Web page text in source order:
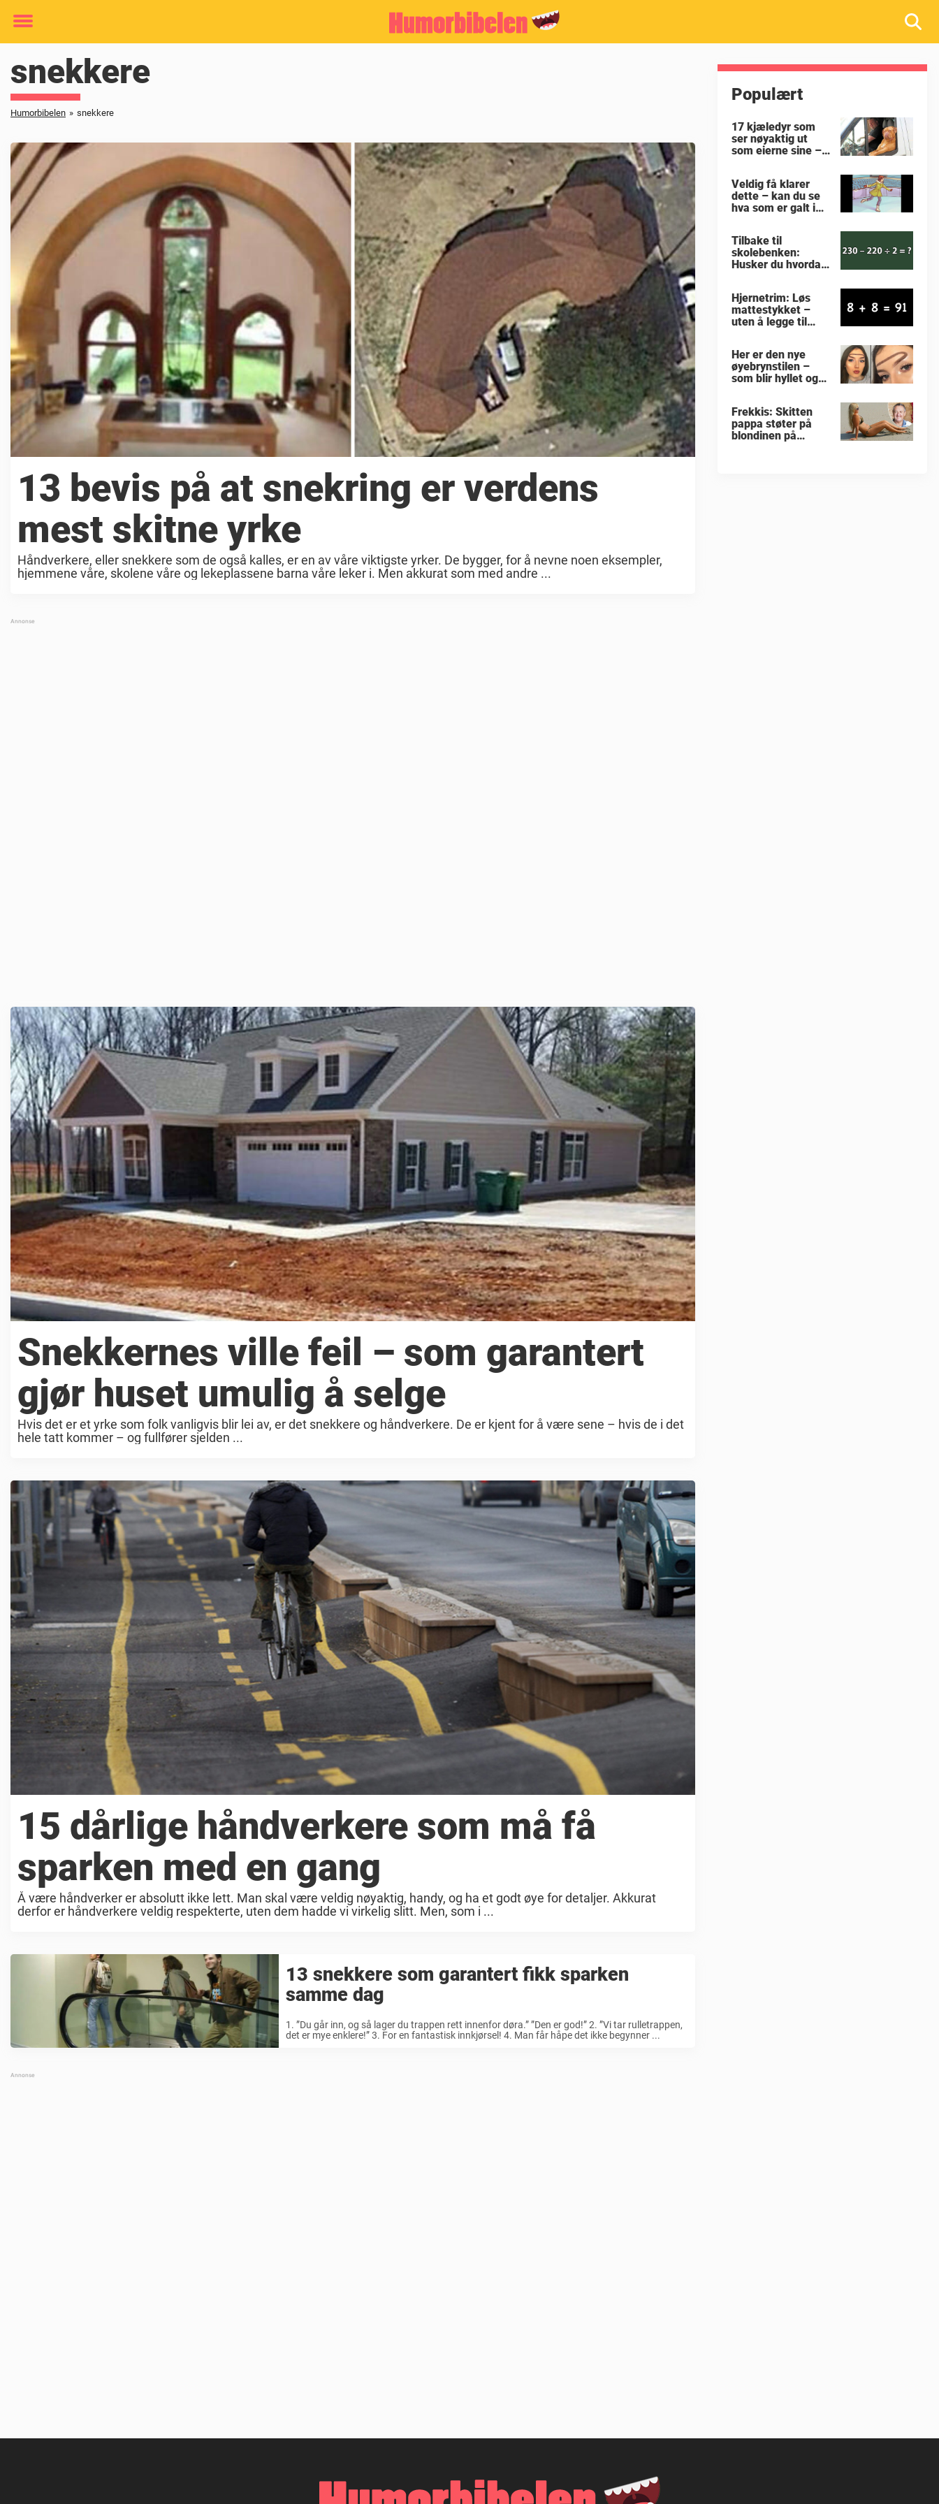
Toggle
snekkere
Humorbibelen » snekkere
13 bevis på at snekring er verdens
mest skitne yrke
Håndverkere, eller snekkere som de også kalles, er en av våre viktigste yrker. De bygger, for å nevne noen eksempler,
hjemmene våre, skolene våre og lekeplassene barna våre leker i. Men akkurat som med andre ...
Snekkernes ville feil – som garantert
gjør huset umulig å selge
Hvis det er et yrke som folk vanligvis blir lei av, er det snekkere og håndverkere. De er kjent for å være sene – hvis de i det
hele tatt kommer – og fullfører sjelden ...
15 dårlige håndverkere som må få
sparken med en gang
Å være håndverker er absolutt ikke lett. Man skal være veldig nøyaktig, handy, og ha et godt øye for detaljer. Akkurat
derfor er håndverkere veldig respekterte, uten dem hadde vi virkelig slitt. Men, som i ...
13 snekkere som garantert fikk sparken
samme dag
1. ”Du går inn, og så lager du trappen rett innenfor døra.” ”Den er god!” 2. ”Vi tar rulletrappen,
det er mye enklere!” 3. For en fantastisk innkjørsel! 4. Man får håpe det ikke begynner ...
Populært
17 kjæledyr som
ser nøyaktig ut
som eierne sine –
Veldig få klarer
dette – kan du se
hva som er galt i
Tilbake til
skolebenken:
Husker du hvordan
Hjernetrim: Løs
mattestykket –
uten å legge til
Her er den nye
øyebrynstilen –
som blir hyllet og
Frekkis: Skitten
pappa støter på
blondinen på